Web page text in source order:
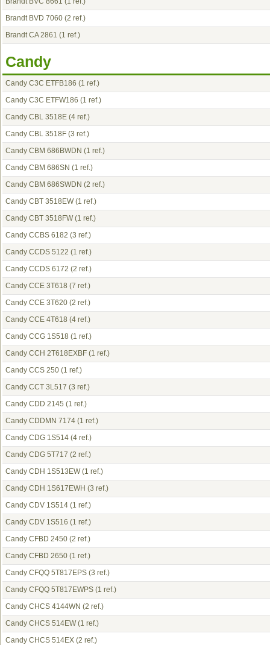
Brandt BVD 7060 (2 ref.)
Brandt CA 2861 (1 ref.)
Candy
Candy C3C ETFB186 (1 ref.)
Candy C3C ETFW186 (1 ref.)
Candy CBL 3518E (4 ref.)
Candy CBL 3518F (3 ref.)
Candy CBM 686BWDN (1 ref.)
Candy CBM 686SN (1 ref.)
Candy CBM 686SWDN (2 ref.)
Candy CBT 3518EW(1 ref.)
Candy CBT 3518FW(1 ref.)
Candy CCBS 6182 (3 ref.)
Candy CCDS 5122 (1 ref.)
Candy CCDS 6172 (2 ref.)
Candy CCE 3T618 (7 ref.)
Candy CCE 3T620 (2 ref.)
Candy CCE 4T618 (4 ref.)
Candy CCG 1S518 (1 ref.)
Candy CCH 2T618EXBF (1 ref.)
Candy CCS 250 (1 ref.)
Candy CCT 3L517 (3 ref.)
Candy CDD 2145 (1 ref.)
Candy CDDMN 7174 (1 ref.)
Candy CDG 1S514 (4 ref.)
Candy CDG 5T717 (2 ref.)
Candy CDH 1S513EW(1 ref.)
Candy CDH 1S617EWH (3 ref.)
Candy CDV 1S514 (1 ref.)
Candy CDV 1S516 (1 ref.)
Candy CFBD 2450 (2 ref.)
Candy CFBD 2650 (1 ref.)
Candy CFQQ 5T817EPS (3 ref.)
Candy CFQQ 5T817EWPS (1 ref.)
Candy CHCS 4144WN (2 ref.)
Candy CHCS 514EW(1 ref.)
Candy CHCS 514EX (2 ref.)